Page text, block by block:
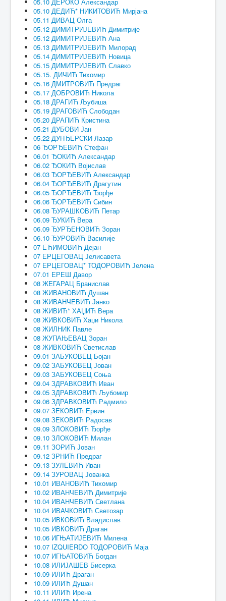
05.10 ДЕДИЋ* НИКИТОВИЋ Мирјана
05.11 ДИВАЦ Олга
05.12 ДИМИТРИЈЕВИЋ Димитрије
05.12 ДИМИТРИЈЕВИЋ Ана
05.13 ДИМИТРИЈЕВИЋ Милорад
05.14 ДИМИТРИЈЕВИЋ Новица
05.15 ДИМИТРИЈЕВИЋ Славко
05.15. ДИЧИЋ Тихомир
05.16 ДМИТРОВИЋ Предраг
05.17 ДОБРОВИЋ Никола
05.18 ДРАГИЋ Љубиша
05.19 ДРАГОВИЋ Слободан
05.20 ДРАПИЋ Кристина
05.21 ДУБОВИ Јан
05.22 ДУНЂЕРСКИ Лазар
06 ЂОРЂЕВИЋ Стефан
06.01 ЂОКИЋ Александар
06.02 ЂОКИЋ Војислав
06.03 ЂОРЂЕВИЋ Александар
06.04 ЂОРЂЕВИЋ Драгутин
06.05 ЂОРЂЕВИЋ Ђорђе
06.06 ЂОРЂЕВИЋ Сибин
06.08 ЂУРАШКОВИЋ Петар
06.09 ЂУКИЋ Вера
06.09 ЂУРЂЕНОВИЋ Зоран
06.10 ЂУРОВИЋ Василије
07 ЕЋИМОВИЋ Дејан
07 ЕРЦЕГОВАЦ Јелисавета
07 ЕРЦЕГОВАЦ* ТОДОРОВИЋ Јелена
07.01 ЕРЕШ Давор
08 ЖЕГАРАЦ Бранислав
08 ЖИВАНОВИЋ Душан
08 ЖИВАНЧЕВИЋ Јанко
08 ЖИВИЋ* ХАЏИЋ Вера
08 ЖИВКОВИЋ Хаџи Никола
08 ЖИЛНИК Павле
08 ЖУПАЊЕВАЦ Зоран
08 ЖИВКОВИЋ Светислав
09.01 ЗАБУКОВЕЦ Бојан
09.02 ЗАБУКОВЕЦ Јован
09.03 ЗАБУКОВЕЦ Соња
09.04 ЗДРАВКОВИЋ Иван
09.05 ЗДРАВКОВИЋ Љубомир
09.06 ЗДРАВКОВИЋ Радмило
09.07 ЗЕКОВИЋ Ервин
09.08 ЗЕКОВИЋ Радосав
09.09 ЗЛОКОВИЋ Ђорђе
09.10 ЗЛОКОВИЋ Милан
09.11 ЗОРИЋ Јован
09.12 ЗРНИЋ Предраг
09.13 ЗУЛЕВИЋ Иван
09.14 ЗУРОВАЦ Јованка
10.01 ИВАНОВИЋ Тихомир
10.02 ИВАНЧЕВИЋ Димитрије
10.04 ИВАНЧЕВИЋ Светлана
10.04 ИВАЧКОВИЋ Светозар
10.05 ИВКОВИЋ Владислав
10.05 ИВКОВИЋ Драган
10.06 ИГЊАТИЈЕВИЋ Милена
10.07 IZQUIERDO ТОДОРОВИЋ Маја
10.07 ИГЊАТОВИЋ Богдан
10.08 ИЛИЈАШЕВ Бисерка
10.09 ИЛИЋ Драган
10.09 ИЛИЋ Душан
10.11 ИЛИЋ Ирена